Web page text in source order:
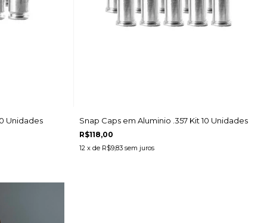
Unidades Snap Caps em Aluminio .357 Kit 10 Unidades
R$118,00
12 x de R$9,83 sem juros